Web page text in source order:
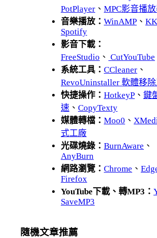
PotPlayer 、 MPC影音播
音樂播放： WinAMP 、
Spotify
影音下載：
FreeStudio 、 CutYouTube
系統工具： CCleaner 、
RevoUninstaller 軟體移
快捷操作： HotkeyP 、 鍵
速 、 CopyTexty
媒體轉檔： Moo0 、
式工廠
光碟燒錄： BurnAware 、
AnyBurn
網路瀏覽： Chrome 、
Firefox
YouTube下載、轉MP3：
SaveMP3
隨機文章推薦